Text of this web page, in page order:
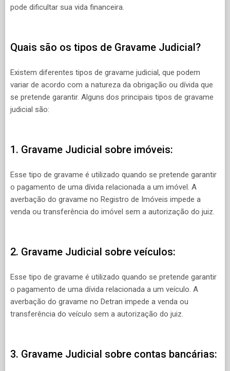
pode dificultar sua vida financeira.
Quais são os tipos de Gravame Judicial?
Existem diferentes tipos de gravame judicial, que podem
variar de acordo com a natureza da obrigação ou dívida que
se pretende garantir. Alguns dos principais tipos de gravame
judicial são:
1. Gravame Judicial sobre imóveis:
Esse tipo de gravame é utilizado quando se pretende garantir
o pagamento de uma dívida relacionada a um imóvel. A
averbação do gravame no Registro de Imóveis impede a
venda ou transferência do imóvel sem a autorização do juiz.
2. Gravame Judicial sobre veículos:
Esse tipo de gravame é utilizado quando se pretende garantir
o pagamento de uma dívida relacionada a um veículo. A
averbação do gravame no Detran impede a venda ou
transferência do veículo sem a autorização do juiz.
3. Gravame Judicial sobre contas bancárias: